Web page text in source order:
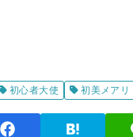
初心者大使 初美メアリ